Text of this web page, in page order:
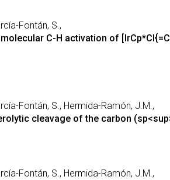
Fontán, S.,
C-H activation of
Fontán, S., Hermida-Ramón, J.M.,
cleavage of the carbon
Fontán, S., Hermida-Ramón, J.M.,